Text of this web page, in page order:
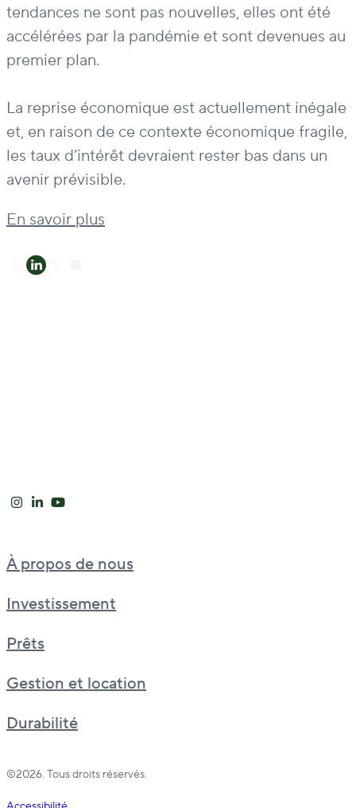
tendances ne sont pas nouvelles, elles ont été
accélérées par la pandémie et sont devenues au
premier plan.
La reprise économique est actuellement inégale
et, en raison de ce contexte économique fragile,
les taux d’intérêt devraient rester bas dans un
avenir prévisible.
En savoir plus
À propos de nous
Investissement
Prêts
Gestion et location
Durabilité
©2026. Tous droits réservés.